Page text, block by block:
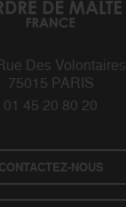
Des Volontaires
75015 PARIS
01 45 20 80 20
CONTACTEZ-NOUS